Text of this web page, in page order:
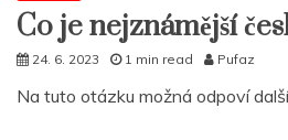
Co je nejznámější
24. 6. 2023 1 min read Pufaz
Na tuto otázku možná odpoví